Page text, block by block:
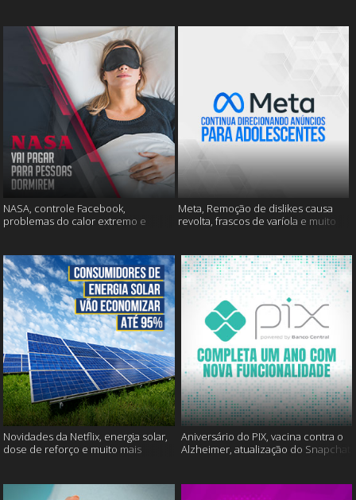
NASA, controle Facebook,
problemas do calor extremo e
Meta, Remoção de dislikes causa
revolta, frascos de varíola e muito
Novidades da Netflix, energia solar,
dose de reforço e muito mais
Aniversário do PIX, vacina contra o
Alzheimer, atualização do Snapchat